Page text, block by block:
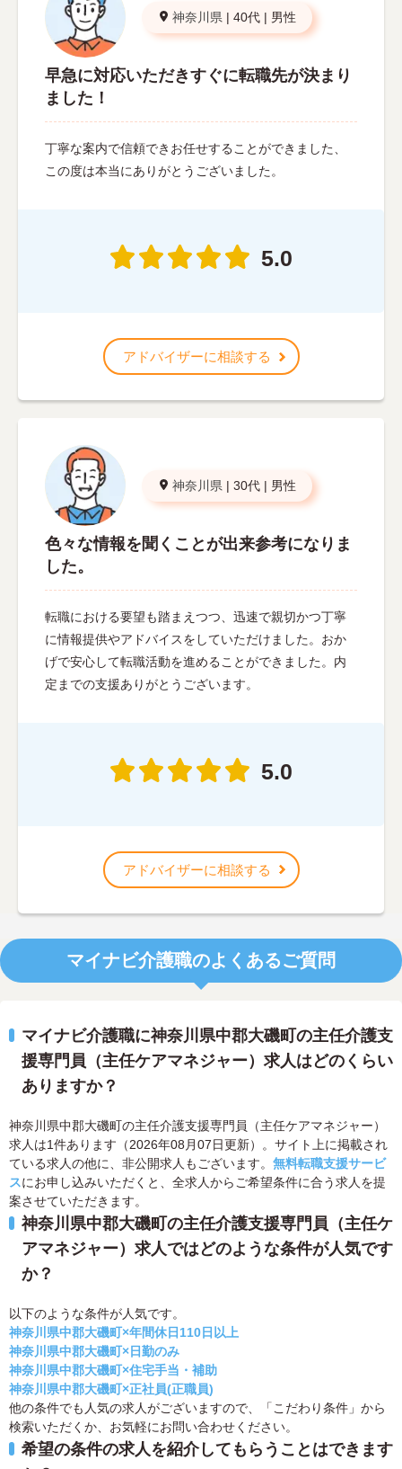
神奈川県 | 40代 | 男性
早急に対応いただきすぐに転職先が決まり
ました！
丁寧な案内で信頼できお任せすることができました、
この度は本当にありがとうございました。
5.0
アドバイザーに相談する
神奈川県 | 30代 | 男性
色々な情報を聞くことが出来参考になりま
した。
転職における要望も踏まえつつ、迅速で親切かつ丁寧
に情報提供やアドバイスをしていただけました。おか
げで安心して転職活動を進めることができました。内
定までの支援ありがとうございます。
5.0
アドバイザーに相談する
マイナビ介護職のよくあるご質問
マイナビ介護職に神奈川県中郡大磯町の主任介護支
援専門員（主任ケアマネジャー）求人はどのくらい
ありますか？
神奈川県中郡大磯町の主任介護支援専門員（主任ケアマネジャー）
求人は1件あります（2026年08月07日更新）。サイト上に掲載され
ている求人の他に、非公開求人もございます。 無料転職支援サービ
スにお申し込みいただくと、全求人からご希望条件に合う求人を提
案させていただきます。
神奈川県中郡大磯町の主任介護支援専門員（主任ケ
アマネジャー）求人ではどのような条件が人気です
か？
以下のような条件が人気です。
神奈川県中郡大磯町×年間休日110日以上
神奈川県中郡大磯町×日勤のみ
神奈川県中郡大磯町×住宅手当・補助
神奈川県中郡大磯町×正社員(正職員)
他の条件でも人気の求人がございますので、「こだわり条件」から
検索いただくか、お気軽にお問い合わせください。
希望の条件の求人を紹介してもらうことはできます